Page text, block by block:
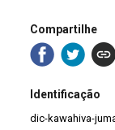
Compartilhe
Identificação
dic-kawahiva-